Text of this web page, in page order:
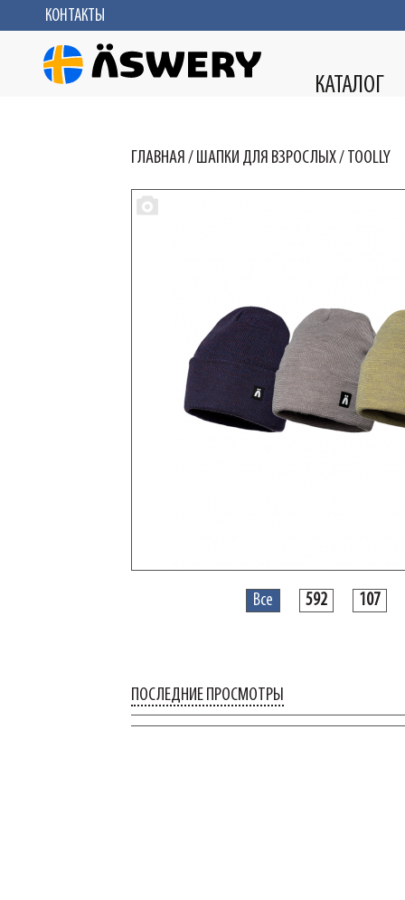
КОНТАКТЫ
КАТАЛОГ
ГЛАВНАЯ / ШАПКИ ДЛЯ ВЗРОСЛЫХ/ TOOLLY
Все 592 107
ПОСЛЕДНИЕ ПРОСМОТРЫ